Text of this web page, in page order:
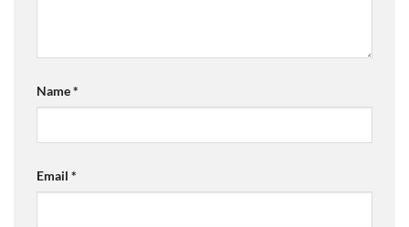
Name*
Email *